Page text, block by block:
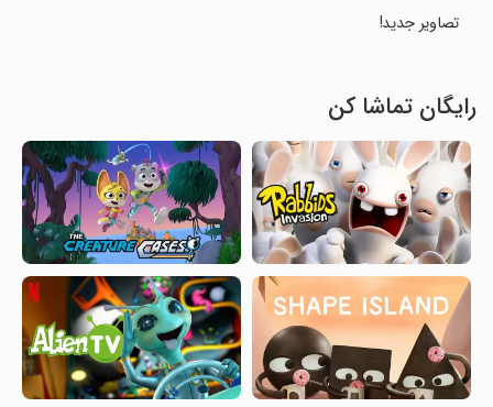
تصاویر جدید!
رایگان تماشا کن